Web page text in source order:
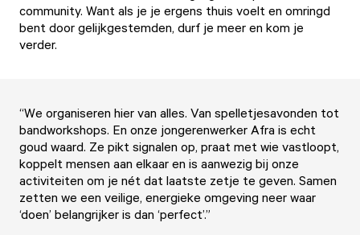
community. Want als je je ergens thuis voelt en omringd
bent door gelijkgestemden, durf je meer en kom je
verder.
“We organiseren hier van alles. Van spelletjesavonden tot
bandworkshops. En onze jongerenwerker Afra is echt
goud waard. Ze pikt signalen op, praat met wie vastloopt,
koppelt mensen aan elkaar en is aanwezig bij onze
activiteiten om je nét dat laatste zetje te geven. Samen
zetten we een veilige, energieke omgeving neer waar
‘doen’ belangrijker is dan ‘perfect’.”